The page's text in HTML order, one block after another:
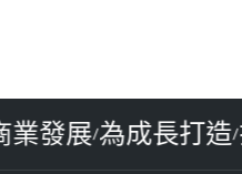
商業發展/為成長